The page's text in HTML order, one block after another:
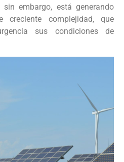
sin embargo, está generando
creciente complejidad, que
sus condiciones de